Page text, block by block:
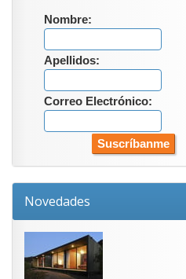
Nombre:
Apellidos:
Correo Electrónico:
Novedades